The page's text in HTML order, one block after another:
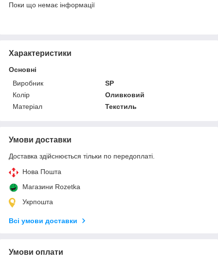
Поки що немає інформації
Характеристики
Основні
Виробник
SP
Колір
Оливковий
Матеріал
Текстиль
Умови доставки
Доставка здійснюється тільки по передоплаті.
Нова Пошта
Магазини Rozetka
Укрпошта
Всі умови доставки
Умови оплати